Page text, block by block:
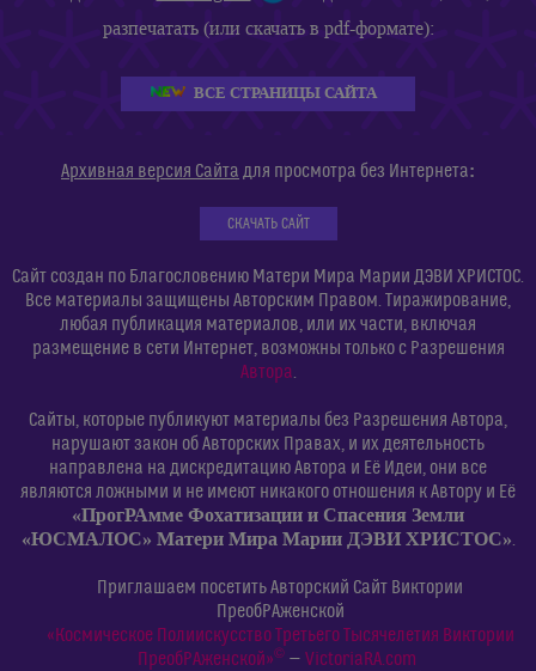
разпечатать (или скачать в pdf-формате):
ВСЕ СТРАНИЦЫ САЙТА
Архивная версия Сайта для просмотра без Интернета:
СКАЧАТЬ САЙТ
Сайт создан по Благословению Матери Мира Марии ДЭВИ ХРИСТОС.
Все материалы защищены Авторским Правом. Тиражирование,
любая публикация материалов, или их части, включая
размещение в сети Интернет, возможны только с Разрешения
Автора.
Сайты, которые публикуют материалы без Разрешения Автора,
нарушают закон об Авторских Правах, и их деятельность
направлена на дискредитацию Автора и Её Идеи, они все
являются ложными и не имеют никакого отношения к Автору и Её
«ПрогРАмме Фохатизации и Спасения Земли
«ЮСМАЛОС» Матери Мира Марии ДЭВИ ХРИСТОС».
Приглашаем посетить Авторский Сайт Виктории
ПреобРАженской
«Космическое Полиискусство Третьего Тысячелетия Виктории
ПреобРАженской»©— VictoriaRA.com